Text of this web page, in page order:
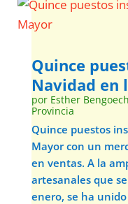
Quince
Navidad en
por Esther
Provincia
Quince puestos
Mayor con un
en ventas. A la
artesanales que
enero, se ha unido